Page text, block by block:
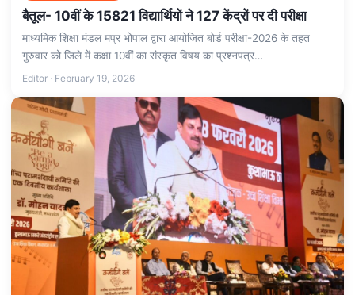
बैतूल- 10वीं के 15821 विद्यार्थियों ने 127 केंद्रों पर दी परीक्षा
माध्यमिक शिक्षा मंडल मप्र भोपाल द्वारा आयोजित बोर्ड परीक्षा-2026 के तहत
गुरुवार को जिले में कक्षा 10वीं का संस्कृत विषय का प्रश्नपत्र…
Editor · February 19, 2026